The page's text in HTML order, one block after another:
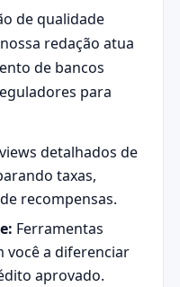
de qualidade
redação atua
de bancos
para
detalhados de
taxas,
recompensas.
Ferramentas
você a diferenciar
aprovado.